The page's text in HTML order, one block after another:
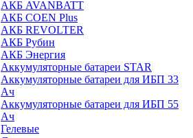
АКБ AVANBATT
АКБ COEN Plus
АКБ REVOLTER
АКБ Рубин
АКБ Энергия
Аккумуляторные батареи STAR
Аккумуляторные батареи для ИБП 33
Ач
Аккумуляторные батареи для ИБП 55
Ач
Гелевые